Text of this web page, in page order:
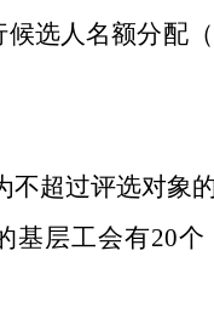
选人名额分配
超过评选对象
层工会有20个